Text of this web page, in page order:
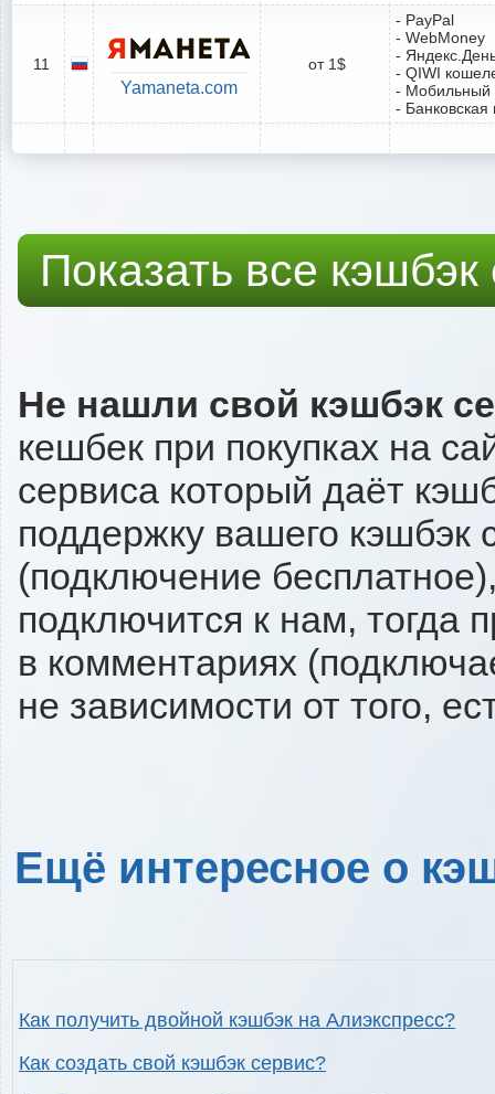
11
Yamaneta.com
от 1$
- PayPal
- WebMoney
-
- QIWI
- Мобильный
- Банковская
Показать все
Не нашли свой кэшбэк
кешбек при покупках на
сервиса который даёт
поддержку вашего кэшбэк
(подключение
подключится к нам, тогда
в комментариях
не зависимости от того,
Ещё интересное о
Как получить двойной кэшбэк на Алиэкспресс?
Как создать свой кэшбэк сервис?